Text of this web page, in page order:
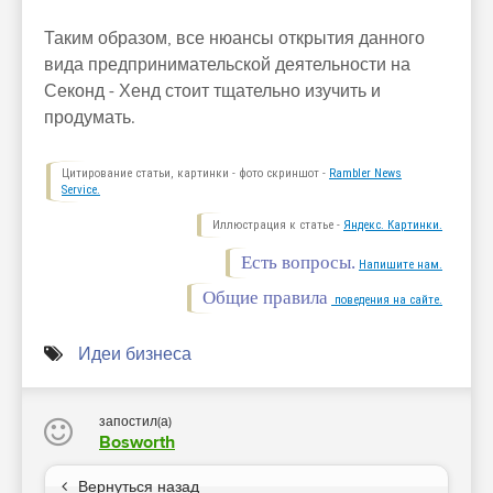
Таким образом, все нюансы открытия данного
вида предпринимательской деятельности на
Секонд - Хенд стоит тщательно изучить и
продумать.
Цитирование статьи, картинки - фото скриншот - Rambler News
Service.
Иллюстрация к статье - Яндекс. Картинки.
Есть вопросы. Напишите нам.
Общие правила поведения на сайте.
Идеи бизнеса
запостил(а)
Bosworth
Вернуться назад